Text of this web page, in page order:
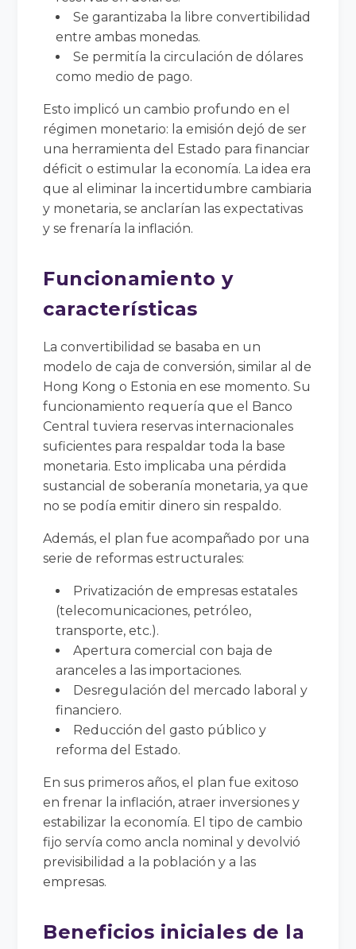
Se garantizaba la libre convertibilidad
entre ambas monedas.
Se permitía la circulación de dólares
como medio de pago.
Esto implicó un cambio profundo en el
régimen monetario: la emisión dejó de ser
una herramienta del Estado para financiar
déficit o estimular la economía. La idea era
que al eliminar la incertidumbre cambiaria
y monetaria, se anclarían las expectativas
y se frenaría la inflación.
Funcionamiento y
características
La convertibilidad se basaba en un
modelo de caja de conversión, similar al de
Hong Kong o Estonia en ese momento. Su
funcionamiento requería que el Banco
Central tuviera reservas internacionales
suficientes para respaldar toda la base
monetaria. Esto implicaba una pérdida
sustancial de soberanía monetaria, ya que
no se podía emitir dinero sin respaldo.
Además, el plan fue acompañado por una
serie de reformas estructurales:
Privatización de empresas estatales
(telecomunicaciones, petróleo,
transporte, etc.).
Apertura comercial con baja de
aranceles a las importaciones.
Desregulación del mercado laboral y
financiero.
Reducción del gasto público y
reforma del Estado.
En sus primeros años, el plan fue exitoso
en frenar la inflación, atraer inversiones y
estabilizar la economía. El tipo de cambio
fijo servía como ancla nominal y devolvió
previsibilidad a la población y a las
empresas.
Beneficios iniciales de la